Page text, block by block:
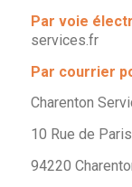
Par voie
services.fr
Par courrier
Charenton
10 Rue de Paris
94220